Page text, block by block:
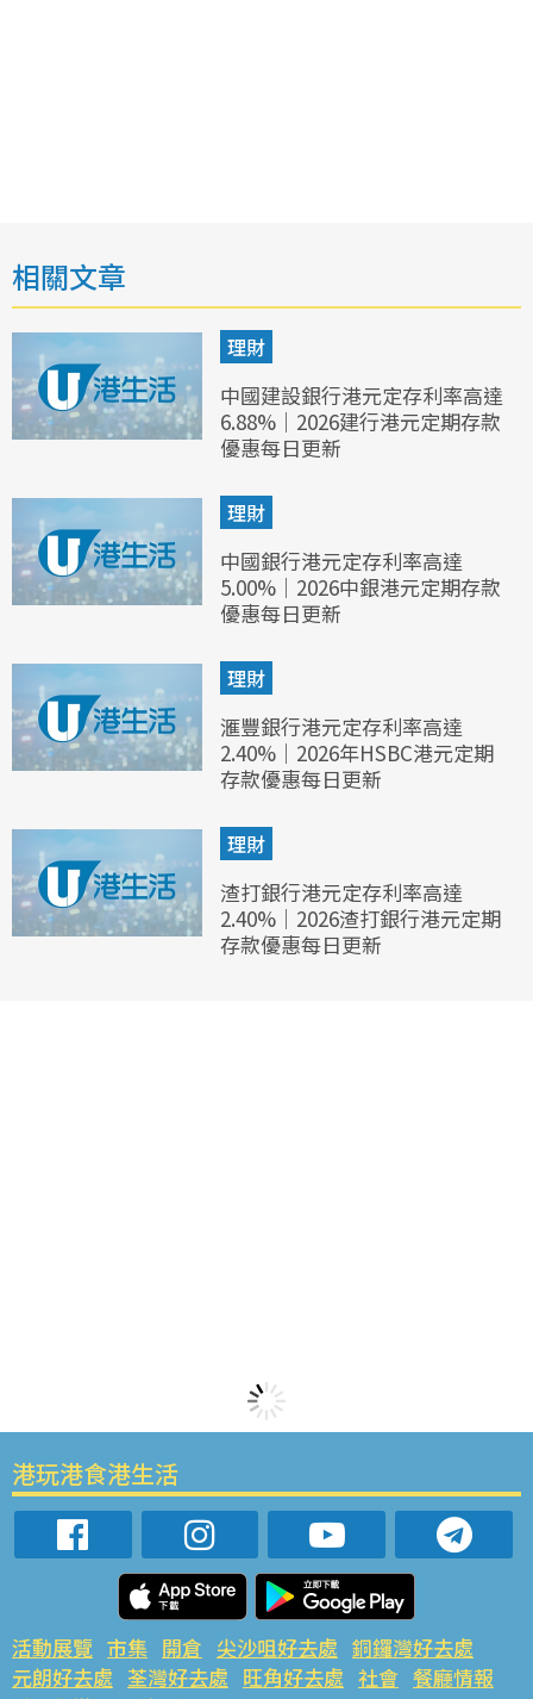
相關文章
理財
中國建設銀行港元定存利率高達
6.88%｜2026建行港元定期存款
優惠每日更新
理財
中國銀行港元定存利率高達
5.00%｜2026中銀港元定期存款
優惠每日更新
理財
滙豐銀行港元定存利率高達
2.40%｜2026年HSBC港元定期
存款優惠每日更新
理財
渣打銀行港元定存利率高達
2.40%｜2026渣打銀行港元定期
存款優惠每日更新
港玩港食港生活
活動展覽 市集 開倉 尖沙咀好去處 銅鑼灣好去處
元朗好去處 荃灣好去處 旺角好去處 社會 餐廳情報